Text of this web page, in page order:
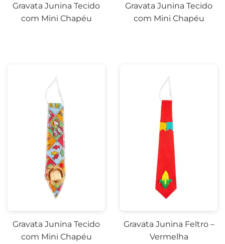
Gravata Junina Tecido
com Mini Chapéu
Gravata Junina Tecido
com Mini Chapéu
Gravata Junina Tecido
com Mini Chapéu
Gravata Junina Feltro –
Vermelha